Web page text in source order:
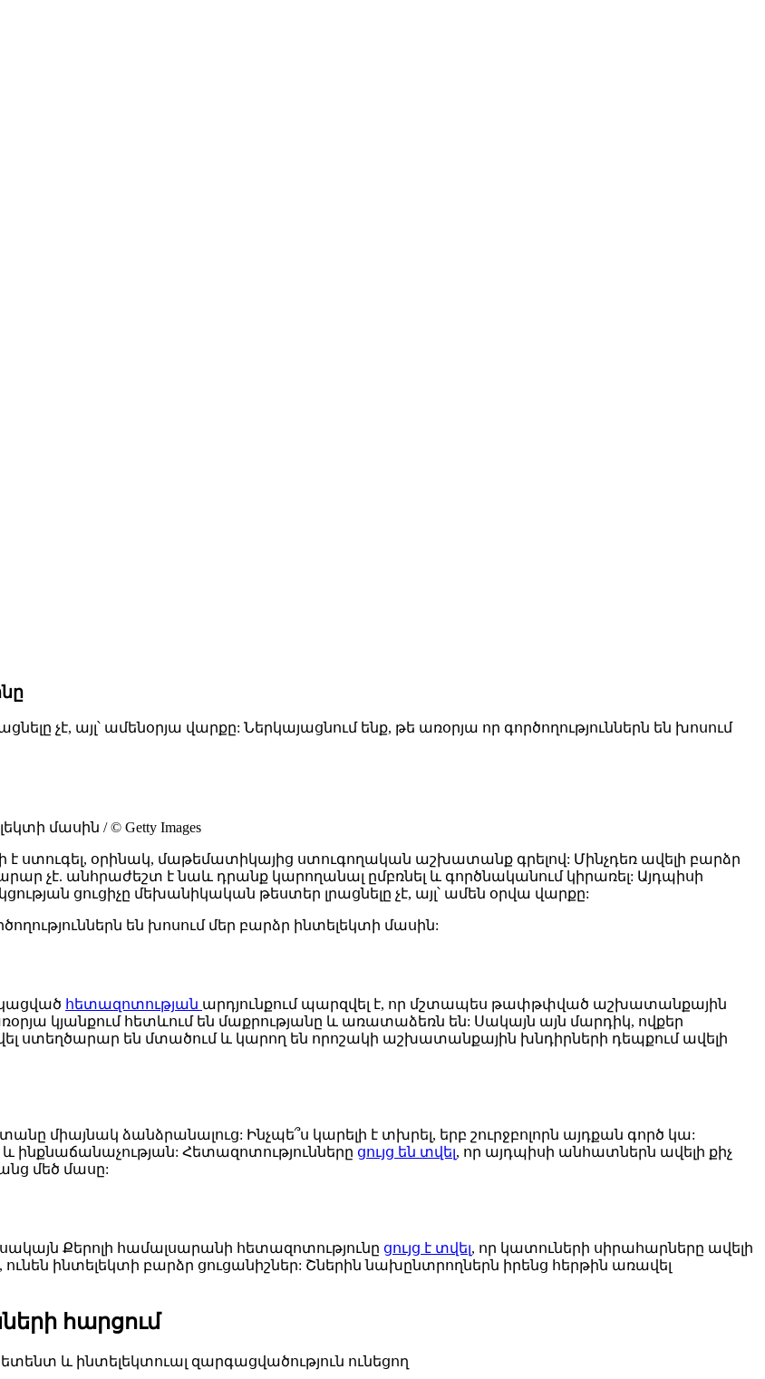
չէ, այլ՝ ամենօրյա վարքը: Ներկայացնում ենք, թե առօրյա որ գործողություններն են խոսում
մասին / © Getty Images
է ստուգել, օրինակ, մաթեմատիկայից ստուգողական աշխատանք գրելով: Մինչդեռ ավելի բարձր
չէ. անհրաժեշտ է նաև դրանք կարողանալ ըմբռնել և գործնականում կիրառել: Այդպիսի
ցուցիչը մեխանիկական թեստեր լրացնելը չէ, այլ՝ ամեն օրվա վարքը:
են խոսում մեր բարձր ինտելեկտի մասին:
հետազոտության արդյունքում պարզվել է, որ մշտապես թափթփված աշխատանքային
կյանքում հետևում են մաքրությանը և առատաձեռն են: Սակայն այն մարդիկ, ովքեր
ստեղծարար են մտածում և կարող են որոշակի աշխատանքային խնդիրների դեպքում ավելի
միայնակ ձանձրանալուց: Ինչպե՞ս կարելի է տխրել, երբ շուրջբոլորն այդքան գործ կա:
ինքնաճանաչության: Հետազոտությունները ցույց են տվել, որ այդպիսի անհատներն ավելի քիչ
մեծ մասը:
Քերոլի համալսարանի հետազոտությունը ցույց է տվել, որ կատուների սիրահարները ավելի
ինտելեկտի բարձր ցուցանիշներ: Շներին նախընտրողներն իրենց հերթին առավել
հարցում
և ինտելեկտուալ զարգացվածություն ունեցող